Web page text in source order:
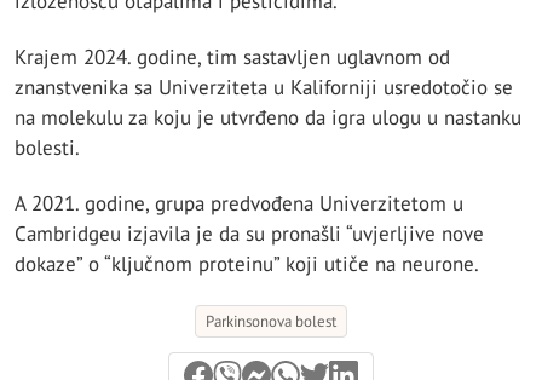
Krajem 2024. godine, tim sastavljen uglavnom od
znanstvenika sa Univerziteta u Kaliforniji usredotočio se
na molekulu za koju je utvrđeno da igra ulogu u nastanku
bolesti.
A 2021. godine, grupa predvođena Univerzitetom u
Cambridgeu izjavila je da su pronašli “uvjerljive nove
dokaze” o “ključnom proteinu” koji utiče na neurone.
Parkinsonova bolest